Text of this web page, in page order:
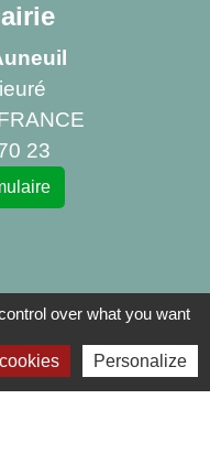
23
over what you want
Personalize